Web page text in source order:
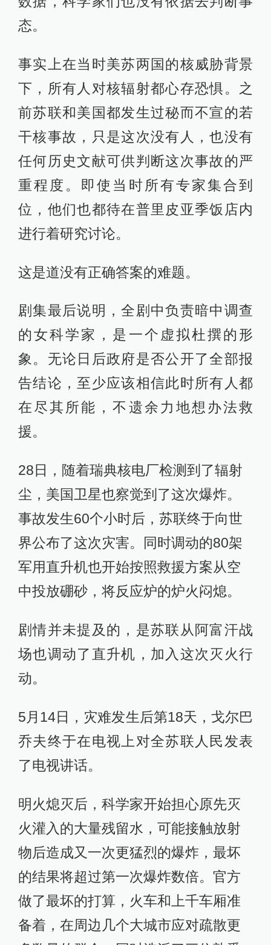
态。
事实上在当时美苏两国的核威胁背景
下，所有人对核辐射都心存恐惧。之
前苏联和美国都发生过秘而不宣的若
干核事故，只是这次没有人，也没有
任何历史文献可供判断这次事故的严
重程度。即使当时所有专家集合到
位，他们也都待在普里皮亚季饭店内
进行着研究讨论。
这是道没有正确答案的难题。
剧集最后说明，全剧中负责暗中调查
的女科学家，是一个虚拟杜撰的形
象。无论日后政府是否公开了全部报
告结论，至少应该相信此时所有人都
在尽其所能，不遗余力地想办法救
援。
28日，随着瑞典核电厂检测到了辐射
尘，美国卫星也察觉到了这次爆炸。
事故发生60个小时后，苏联终于向世
界公布了这次灾害。同时调动的80架
军用直升机也开始按照救援方案从空
中投放硼砂，将反应炉的炉火闷熄。
剧情并未提及的，是苏联从阿富汗战
场也调动了直升机，加入这次灭火行
动。
5月14日，灾难发生后第18天，戈尔巴
乔夫终于在电视上对全苏联人民发表
了电视讲话。
明火熄灭后，科学家开始担心原先灭
火灌入的大量残留水，可能接触放射
物后造成又一次更猛烈的爆炸，最坏
的结果将超过第一次爆炸数倍。官方
做了最坏的打算，火车和上千车厢准
备着，在周边几个大城市应对疏散更